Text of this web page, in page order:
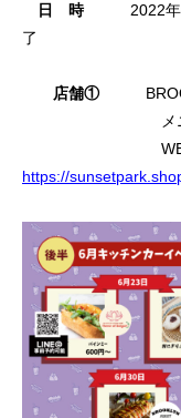
日 時2022年6月
了
店舗①
メニュー ホ
https://